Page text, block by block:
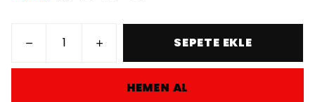
SEPETE EKLE
HEMEN AL